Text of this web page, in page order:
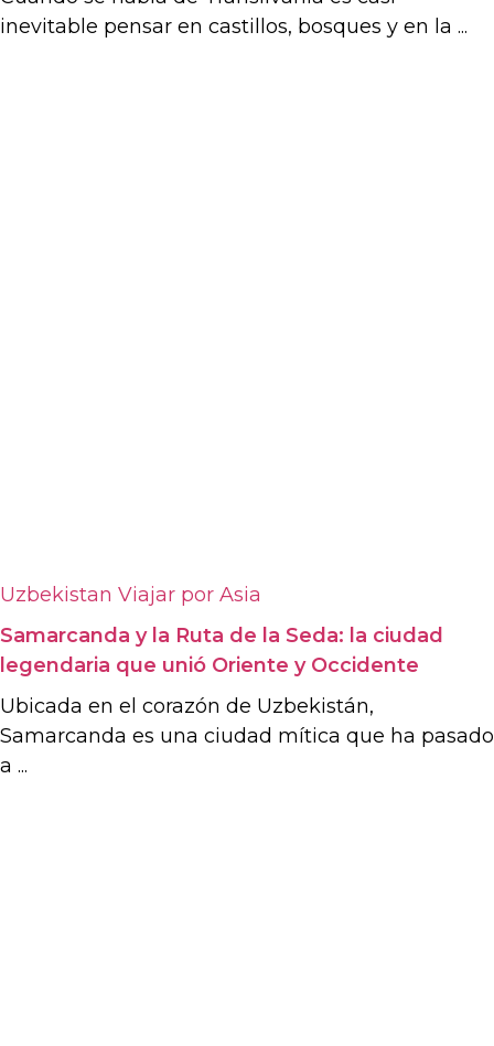
inevitable pensar en castillos, bosques y en la ...
Uzbekistan Viajar por Asia
Samarcanda y la Ruta de la Seda: la ciudad
legendaria que unió Oriente y Occidente
Ubicada en el corazón de Uzbekistán,
Samarcanda es una ciudad mítica que ha pasado
a ...